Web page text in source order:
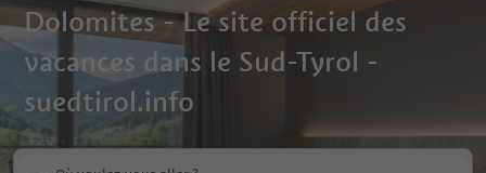
Dolomites - Le site officiel des
vacances dans le Sud-Tyrol -
suedtirol.info